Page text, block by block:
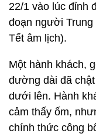
22/1 vào lúc đỉnh
đoạn người
Tết âm lịch).
Một hành khách,
đường dài đã
dưới lên. Hành
cảm thấy ốm,
chính thức công